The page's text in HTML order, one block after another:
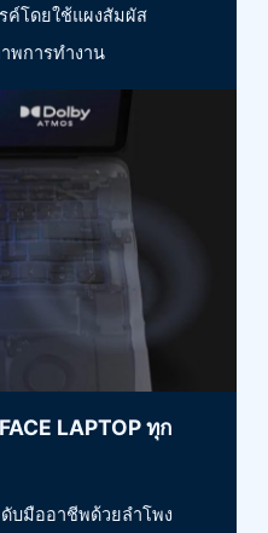
ค์โดยใช้แผงสัมผัส
พการทำงาน
LAPTOP ทุก
บมืออาชีพด้วยลำโพง